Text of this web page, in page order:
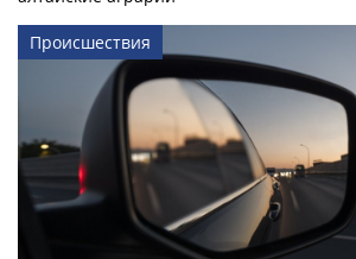
Происшествия